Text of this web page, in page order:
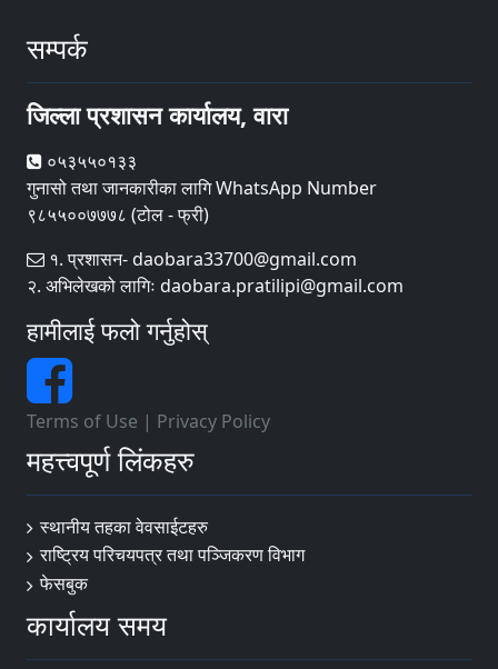
सम्पर्क
जिल्ला प्रशासन कार्यालय, वारा
०५३५५०१३३
गुनासो तथा जानकारीका लागि WhatsApp Number
९८५५००७७७८ (टोल - फ्री)
१. प्रशासन- daobara33700@gmail.com
२. अभिलेखको लागिः daobara.pratilipi@gmail.com
हामीलाई फलो गर्नुहोस्
Terms of Use | Privacy Policy
महत्त्वपूर्ण लिंकहरु
स्थानीय तहका वेवसाईटहरु
राष्ट्रिय परिचयपत्र तथा पञ्जिकरण विभाग
फेसबुक
कार्यालय समय